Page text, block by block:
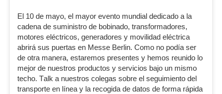
El 10 de mayo, el mayor evento mundial dedicado a la
cadena de suministro de bobinado, transformadores,
motores eléctricos, generadores y movilidad eléctrica
abrirá sus puertas en Messe Berlin. Como no podía ser
de otra manera, estaremos presentes y hemos reunido lo
mejor de nuestros productos y servicios bajo un mismo
techo. Talk a nuestros colegas sobre el seguimiento del
transporte en línea y la recogida de datos de forma rápida